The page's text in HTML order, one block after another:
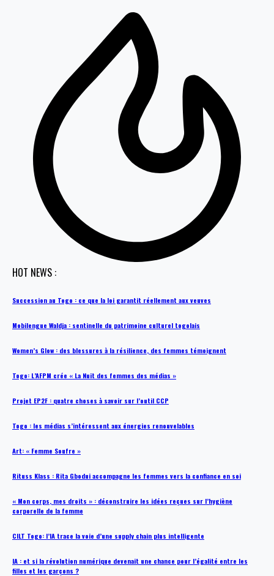
HOT NEWS :
Succession au Togo : ce que la loi garantit réellement aux veuves
Mobilengue Waldja : sentinelle du patrimoine culturel togolais
Women’s Glow : des blessures à la résilience, des femmes témoignent
Togo: L’AFPM crée « La Nuit des femmes des médias »
Projet EP2F : quatre choses à savoir sur l’outil CCP
Togo : les médias s’intéressent aux énergies renouvelables
Art: « Femme Soufre »
Rituss Klass : Rita Gbodui accompagne les femmes vers la confiance en soi
« Mon corps, mes droits » : déconstruire les idées reçues sur l’hygiène
corporelle de la femme
CILT Togo: l’IA trace la voie d’une supply chain plus intelligente
IA : et si la révolution numérique devenait une chance pour l’égalité entre les
filles et les garçons ?